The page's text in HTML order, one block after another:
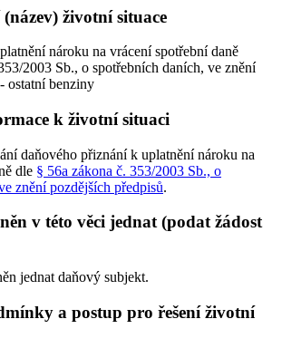
životní situace
nároku na vrácení spotřební daně
2003 Sb., o spotřebních daních, ve znění
ostatní benziny
k životní situaci
daňového přiznání k uplatnění nároku na
dle § 56a zákona č. 353/2003 Sb., o
znění pozdějších předpisů.
v této věci jednat (podat žádost
jednat daňový subjekt.
a postup pro řešení životní